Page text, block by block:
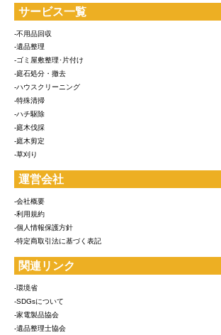
サービス一覧
-不用品回収
-遺品整理
-ゴミ屋敷整理･片付け
-庭石処分・撤去
-ハウスクリーニング
-特殊清掃
-ハチ駆除
-庭木伐採
-庭木剪定
-草刈り
運営会社
-会社概要
-利用規約
-個人情報保護方針
-特定商取引法に基づく表記
関連リンク
-環境省
-SDGsについて
-家電製品協会
-遺品整理士協会